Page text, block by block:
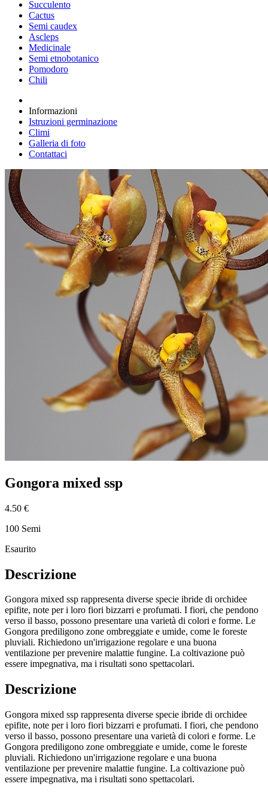
Succulento
Cactus
Semi caudex
Ascleps
Medicinale
Semi etnobotanico
Pomodoro
Chili
Informazioni
Istruzioni germinazione
Climi
Galleria di foto
Contattaci
Gongora mixed ssp
4.50 €
100 Semi
Esaurito
Descrizione
Gongora mixed ssp rappresenta diverse specie ibride di orchidee
epifite, note per i loro fiori bizzarri e profumati. I fiori, che pendono
verso il basso, possono presentare una varietà di colori e forme. Le
Gongora prediligono zone ombreggiate e umide, come le foreste
pluviali. Richiedono un'irrigazione regolare e una buona
ventilazione per prevenire malattie fungine. La coltivazione può
essere impegnativa, ma i risultati sono spettacolari.
Descrizione
Gongora mixed ssp rappresenta diverse specie ibride di orchidee
epifite, note per i loro fiori bizzarri e profumati. I fiori, che pendono
verso il basso, possono presentare una varietà di colori e forme. Le
Gongora prediligono zone ombreggiate e umide, come le foreste
pluviali. Richiedono un'irrigazione regolare e una buona
ventilazione per prevenire malattie fungine. La coltivazione può
essere impegnativa, ma i risultati sono spettacolari.